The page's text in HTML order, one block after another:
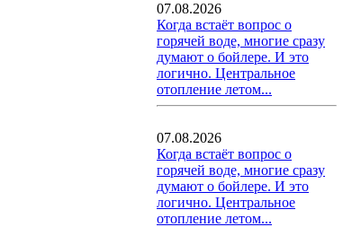
07.08.2026
Когда встаёт вопрос о
горячей воде, многие сразу
думают о бойлере. И это
логично. Центральное
отопление летом...
07.08.2026
Когда встаёт вопрос о
горячей воде, многие сразу
думают о бойлере. И это
логично. Центральное
отопление летом...